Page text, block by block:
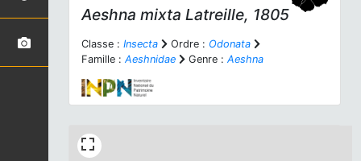
Aeshna mixta Latreille, 1805
Classe : Insecta Ordre : Odonata
Famille : Aeshnidae Genre : Aeshna